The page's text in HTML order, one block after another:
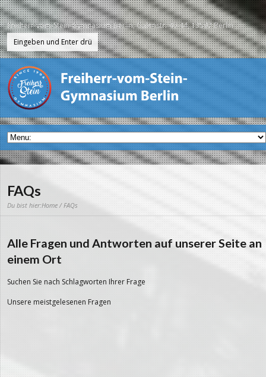
Freiherr-vom-Stein-Gymnasium Berlin, Galenstr. 40-44, 13597 Berlin
FAQs
Du bist hier:Home / FAQs
Alle Fragen und Antworten auf unserer Seite an
einem Ort
Suchen Sie nach Schlagworten Ihrer Frage
Unsere meistgelesenen Fragen